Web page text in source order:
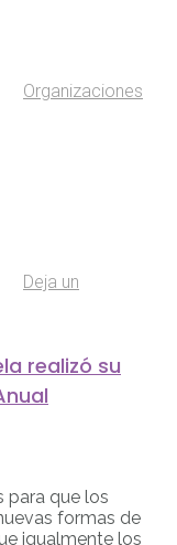
Organizaciones
Deja un
realizó su
para que los
formas de
igualmente los